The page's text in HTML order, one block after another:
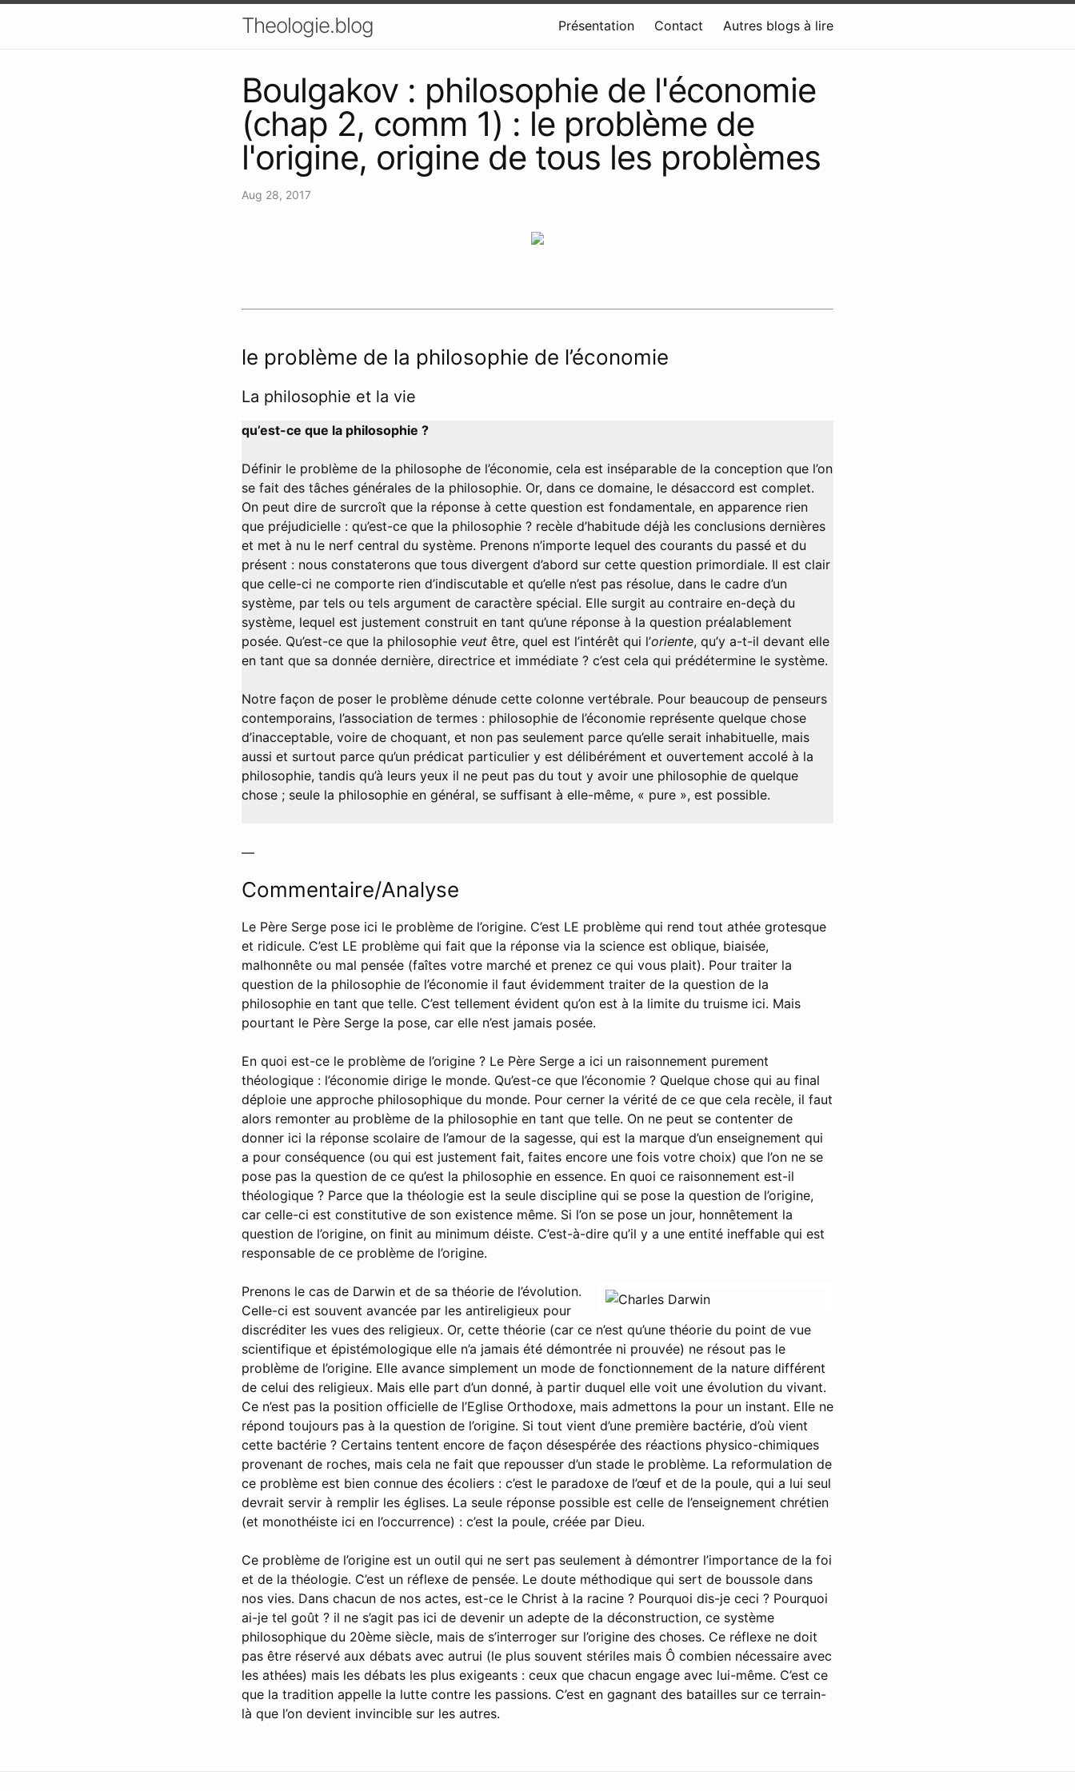
Theologie.blog Présentation Contact Autres blogs à lire
Boulgakov : philosophie de l'économie
(chap 2, comm 1) : le problème de
l'origine, origine de tous les problèmes
Aug 28, 2017
le problème de la philosophie de l’économie
La philosophie et la vie
qu’est-ce que la philosophie ?
Définir le problème de la philosophe de l’économie, cela est inséparable de la conception que l’on
se fait des tâches générales de la philosophie. Or, dans ce domaine, le désaccord est complet.
On peut dire de surcroît que la réponse à cette question est fondamentale, en apparence rien
que préjudicielle : qu’est-ce que la philosophie ? recèle d’habitude déjà les conclusions dernières
et met à nu le nerf central du système. Prenons n’importe lequel des courants du passé et du
présent : nous constaterons que tous divergent d’abord sur cette question primordiale. Il est clair
que celle-ci ne comporte rien d’indiscutable et qu’elle n’est pas résolue, dans le cadre d’un
système, par tels ou tels argument de caractère spécial. Elle surgit au contraire en-deçà du
système, lequel est justement construit en tant qu’une réponse à la question préalablement
posée. Qu’est-ce que la philosophie veut être, quel est l’intérêt qui l’oriente, qu’y a-t-il devant elle
en tant que sa donnée dernière, directrice et immédiate ? c’est cela qui prédétermine le système.
Notre façon de poser le problème dénude cette colonne vertébrale. Pour beaucoup de penseurs
contemporains, l’association de termes : philosophie de l’économie représente quelque chose
d’inacceptable, voire de choquant, et non pas seulement parce qu’elle serait inhabituelle, mais
aussi et surtout parce qu’un prédicat particulier y est délibérément et ouvertement accolé à la
philosophie, tandis qu’à leurs yeux il ne peut pas du tout y avoir une philosophie de quelque
chose ; seule la philosophie en général, se suffisant à elle-même, « pure », est possible.
—
Commentaire/Analyse
Le Père Serge pose ici le problème de l’origine. C’est LE problème qui rend tout athée grotesque
et ridicule. C’est LE problème qui fait que la réponse via la science est oblique, biaisée,
malhonnête ou mal pensée (faîtes votre marché et prenez ce qui vous plait). Pour traiter la
question de la philosophie de l’économie il faut évidemment traiter de la question de la
philosophie en tant que telle. C’est tellement évident qu’on est à la limite du truisme ici. Mais
pourtant le Père Serge la pose, car elle n’est jamais posée.
En quoi est-ce le problème de l’origine ? Le Père Serge a ici un raisonnement purement
théologique : l’économie dirige le monde. Qu’est-ce que l’économie ? Quelque chose qui au final
déploie une approche philosophique du monde. Pour cerner la vérité de ce que cela recèle, il faut
alors remonter au problème de la philosophie en tant que telle. On ne peut se contenter de
donner ici la réponse scolaire de l’amour de la sagesse, qui est la marque d’un enseignement qui
a pour conséquence (ou qui est justement fait, faites encore une fois votre choix) que l’on ne se
pose pas la question de ce qu’est la philosophie en essence. En quoi ce raisonnement est-il
théologique ? Parce que la théologie est la seule discipline qui se pose la question de l’origine,
car celle-ci est constitutive de son existence même. Si l’on se pose un jour, honnêtement la
question de l’origine, on finit au minimum déiste. C’est-à-dire qu’il y a une entité ineffable qui est
responsable de ce problème de l’origine.
Prenons le cas de Darwin et de sa théorie de l’évolution.
Celle-ci est souvent avancée par les antireligieux pour
discréditer les vues des religieux. Or, cette théorie (car ce n’est qu’une théorie du point de vue
scientifique et épistémologique elle n’a jamais été démontrée ni prouvée) ne résout pas le
problème de l’origine. Elle avance simplement un mode de fonctionnement de la nature différent
de celui des religieux. Mais elle part d’un donné, à partir duquel elle voit une évolution du vivant.
Ce n’est pas la position officielle de l’Eglise Orthodoxe, mais admettons la pour un instant. Elle ne
répond toujours pas à la question de l’origine. Si tout vient d’une première bactérie, d’où vient
cette bactérie ? Certains tentent encore de façon désespérée des réactions physico-chimiques
provenant de roches, mais cela ne fait que repousser d’un stade le problème. La reformulation de
ce problème est bien connue des écoliers : c’est le paradoxe de l’œuf et de la poule, qui a lui seul
devrait servir à remplir les églises. La seule réponse possible est celle de l’enseignement chrétien
(et monothéiste ici en l’occurrence) : c’est la poule, créée par Dieu.
Ce problème de l’origine est un outil qui ne sert pas seulement à démontrer l’importance de la foi
et de la théologie. C’est un réflexe de pensée. Le doute méthodique qui sert de boussole dans
nos vies. Dans chacun de nos actes, est-ce le Christ à la racine ? Pourquoi dis-je ceci ? Pourquoi
ai-je tel goût ? il ne s’agit pas ici de devenir un adepte de la déconstruction, ce système
philosophique du 20ème siècle, mais de s’interroger sur l’origine des choses. Ce réflexe ne doit
pas être réservé aux débats avec autrui (le plus souvent stériles mais Ô combien nécessaire avec
les athées) mais les débats les plus exigeants : ceux que chacun engage avec lui-même. C’est ce
que la tradition appelle la lutte contre les passions. C’est en gagnant des batailles sur ce terrain-
là que l’on devient invincible sur les autres.